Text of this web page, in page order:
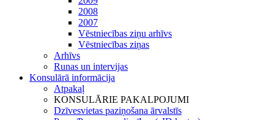
2008
2007
Vēstniecības ziņu arhīvs
Vēstniecības ziņas
Arhīvs
Runas un intervijas
Konsulārā informācija
Atpakaļ
KONSULĀRIE PAKALPOJUMI
Dzīvesvietas paziņošana ārvalstīs